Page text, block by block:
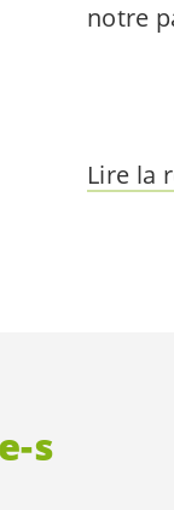
notre
Lire la
s